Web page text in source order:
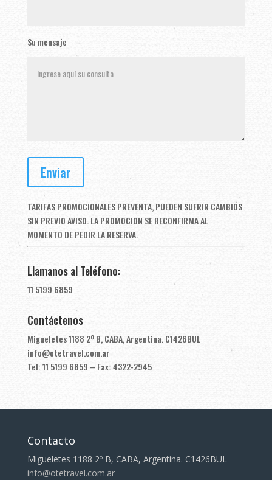
Su mensaje
TARIFAS PROMOCIONALES PREVENTA, PUEDEN SUFRIR CAMBIOS
SIN PREVIO AVISO. LA PROMOCION SE RECONFIRMA AL
MOMENTO DE PEDIR LA RESERVA.
Llamanos al Teléfono:
11 5199 6859
Contáctenos
Migueletes 1188 2º B, CABA, Argentina. C1426BUL
info@otetravel.com.ar
Tel: 11 5199 6859 – Fax: 4322-2945
Contacto
Migueletes 1188 2º B, CABA, Argentina. C1426BUL
info@otetravel.com.ar